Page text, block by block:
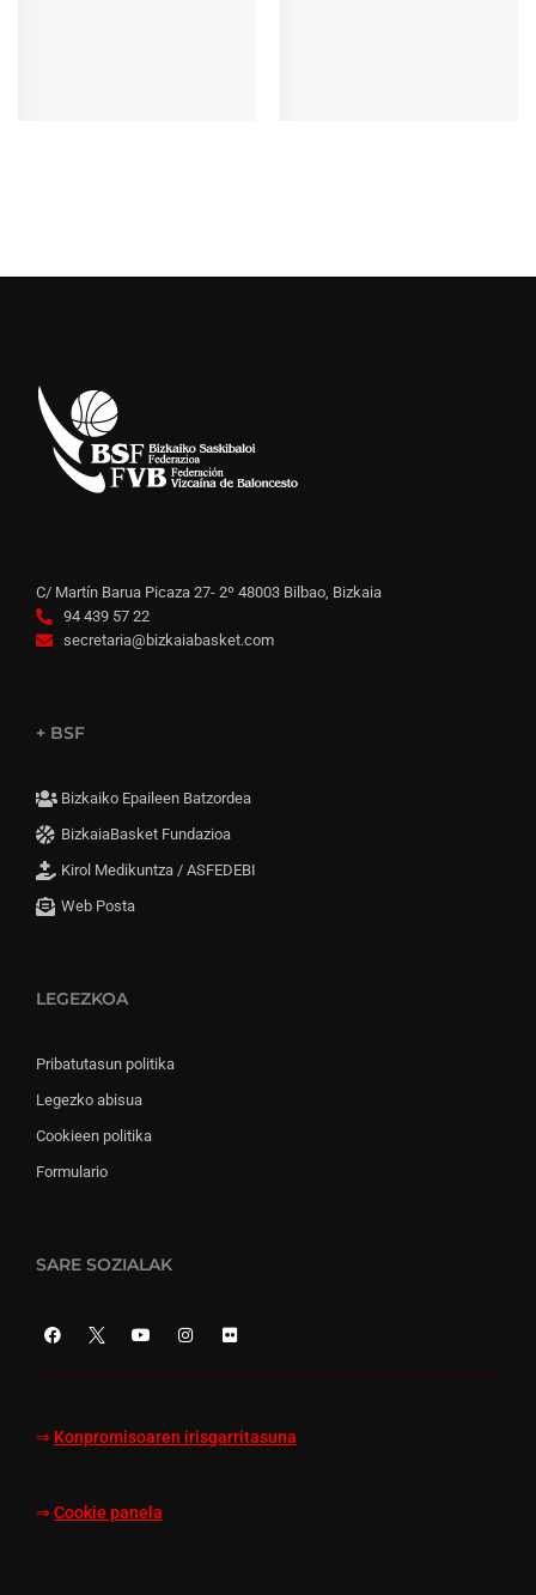
C/ Martín Barua Picaza 27- 2º 48003 Bilbao, Bizkaia
94 439 57 22
secretaria@bizkaiabasket.com
+ BSF
Bizkaiko Epaileen Batzordea
BizkaiaBasket Fundazioa
Kirol Medikuntza / ASFEDEBI
Web Posta
LEGEZKOA
Pribatutasun politika
Legezko abisua
Cookieen politika
Formulario
SARE SOZIALAK
⇒ Konpromisoaren irisgarritasuna
⇒ Cookie panela